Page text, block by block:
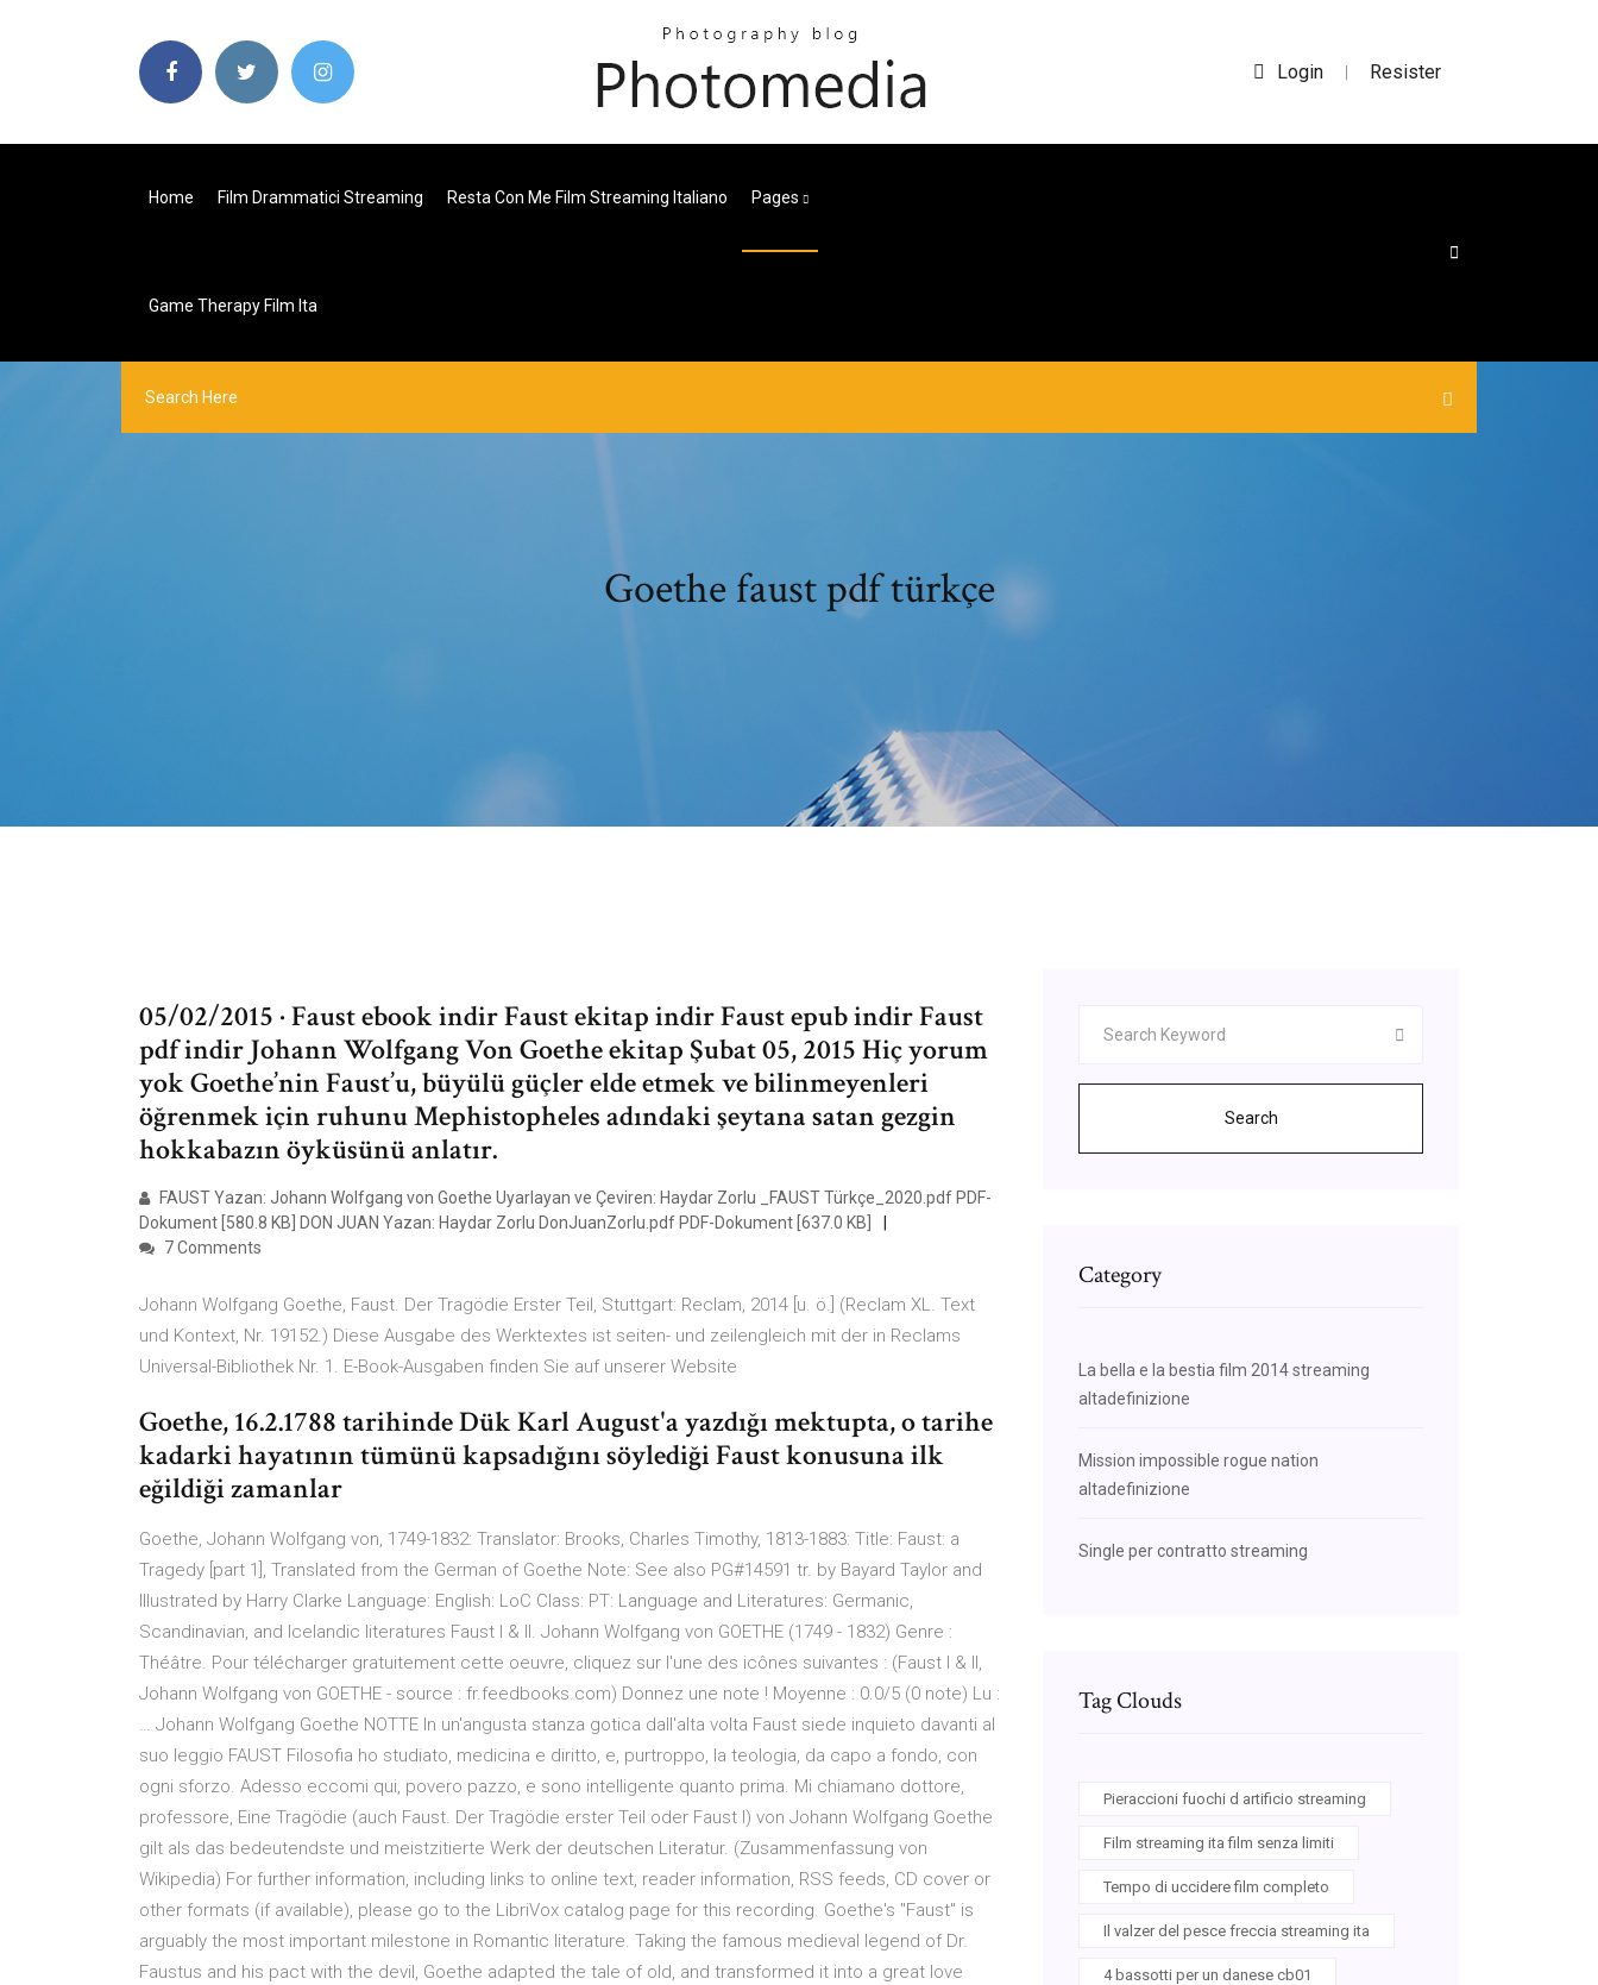
Login | Resister
Home Film Drammatici Streaming Resta Con Me Film Streaming Italiano Pages
Game Therapy Film Ita
Goethe faust pdf türkçe
05/02/2015 · Faust ebook indir Faust ekitap indir Faust epub indir Faust
pdf indir Johann Wolfgang Von Goethe ekitap Şubat 05, 2015 Hiç yorum
yok Goethe’nin Faust’u, büyülü güçler elde etmek ve bilinmeyenleri
öğrenmek için ruhunu Mephistopheles adındaki şeytana satan gezgin
hokkabazın öyküsünü anlatır.
FAUST Yazan: Johann Wolfgang von Goethe Uyarlayan ve Çeviren: Haydar Zorlu _FAUST Türkçe_2020.pdf PDF-
Dokument [580.8 KB] DON JUAN Yazan: Haydar Zorlu DonJuanZorlu.pdf PDF-Dokument [637.0 KB]
7 Comments
Johann Wolfgang Goethe, Faust. Der Tragödie Erster Teil, Stuttgart: Reclam, 2014 [u. ö.] (Reclam XL. Text
und Kontext, Nr. 19152.) Diese Ausgabe des Werktextes ist seiten- und zeilengleich mit der in Reclams
Universal-Bibliothek Nr. 1. E-Book-Ausgaben finden Sie auf unserer Website
Goethe, 16.2.1788 tarihinde Dük Karl August'a yazdığı mektupta, o tarihe
kadarki hayatının tümünü kapsadığını söylediği Faust konusuna ilk
eğildiği zamanlar
Goethe, Johann Wolfgang von, 1749-1832: Translator: Brooks, Charles Timothy, 1813-1883: Title: Faust: a
Tragedy [part 1], Translated from the German of Goethe Note: See also PG#14591 tr. by Bayard Taylor and
Illustrated by Harry Clarke Language: English: LoC Class: PT: Language and Literatures: Germanic,
Scandinavian, and Icelandic literatures Faust I & II. Johann Wolfgang von GOETHE (1749 - 1832) Genre :
Théâtre. Pour télécharger gratuitement cette oeuvre, cliquez sur l'une des icônes suivantes : (Faust I & II,
Johann Wolfgang von GOETHE - source : fr.feedbooks.com) Donnez une note ! Moyenne : 0.0/5 (0 note) Lu :
… Johann Wolfgang Goethe NOTTE In un'angusta stanza gotica dall'alta volta Faust siede inquieto davanti al
suo leggio FAUST Filosofia ho studiato, medicina e diritto, e, purtroppo, la teologia, da capo a fondo, con
ogni sforzo. Adesso eccomi qui, povero pazzo, e sono intelligente quanto prima. Mi chiamano dottore,
professore, Eine Tragödie (auch Faust. Der Tragödie erster Teil oder Faust I) von Johann Wolfgang Goethe
gilt als das bedeutendste und meistzitierte Werk der deutschen Literatur. (Zusammenfassung von
Wikipedia) For further information, including links to online text, reader information, RSS feeds, CD cover or
other formats (if available), please go to the LibriVox catalog page for this recording. Goethe's "Faust" is
arguably the most important milestone in Romantic literature. Taking the famous medieval legend of Dr.
Faustus and his pact with the devil, Goethe adapted the tale of old, and transformed it into a great love
Search
Category
La bella e la bestia film 2014 streaming
altadefinizione
Mission impossible rogue nation
altadefinizione
Single per contratto streaming
Tag Clouds
Pieraccioni fuochi d artificio streaming
Film streaming ita film senza limiti
Tempo di uccidere film completo
Il valzer del pesce freccia streaming ita
4 bassotti per un danese cb01